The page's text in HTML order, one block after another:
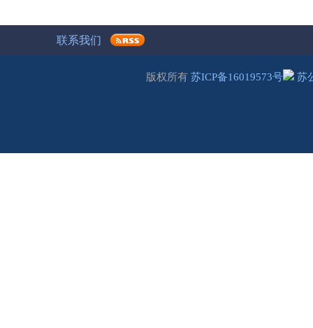
联系我们
版权所有 苏ICP备16019573号 苏